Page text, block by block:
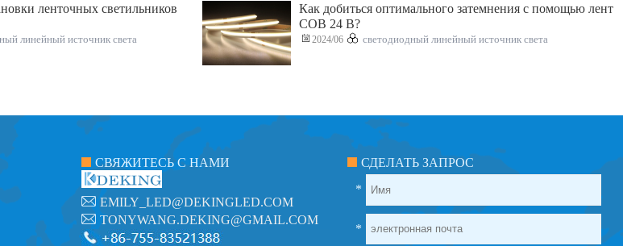
ленточных светильников
линейный источник света
Как добиться оптимального затемнения с помощью лент
COB 24 В?
2024/06 светодиодный линейный источник света
СВЯЖИТЕСЬ С НАМИ
EMILY_LED@DEKINGLED.COM
TONYWANG.DEKING@GMAIL.COM
СДЕЛАТЬ ЗАПРОС
*
*